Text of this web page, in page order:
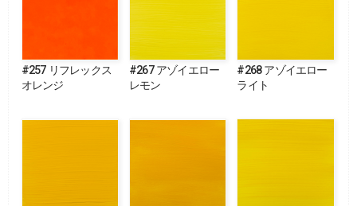
#257 リフレックス
オレンジ
#267 アゾイエロー
レモン
#268 アゾイエロー
ライト